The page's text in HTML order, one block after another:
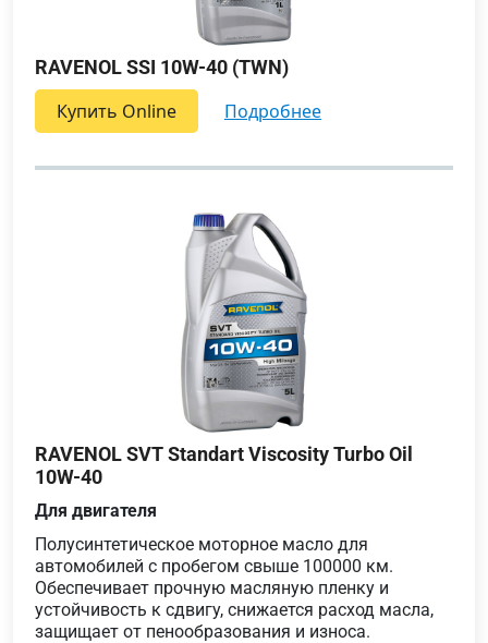
RAVENOL SSI 10W-40 (TWN)
Купить Online подробнее
RAVENOL SVT Standart Viscosity Turbo Oil
10W-40
Для двигателя
Полусинтетическое моторное масло для
автомобилей с пробегом свыше 100000 км.
Обеспечивает прочную масляную пленку и
устойчивость к сдвигу, снижается расход масла,
защищает от пенообразования и износа.